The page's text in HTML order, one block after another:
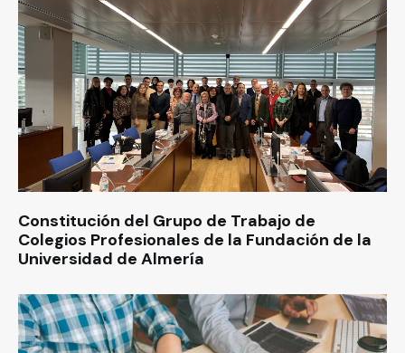
Constitución del Grupo de Trabajo de
Colegios Profesionales de la Fundación de la
Universidad de Almería